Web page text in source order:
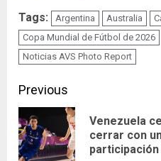
Tags: Argentina Australia
Copa Mundial de Fútbol de 2026
Noticias AVS Photo Report
Continue
Reading
Previous
Venezuela
cerrar con
participación